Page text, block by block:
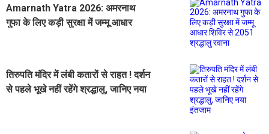
Amarnath Yatra 2026: अमरनाथ
गुफा के लिए कड़ी सुरक्षा में जम्मू आधार
तिरुपति मंदिर में लंबी कतारों से राहत ! दर्शन
से पहले भूखे नहीं रहेंगे श्रद्धालु, जानिए नया